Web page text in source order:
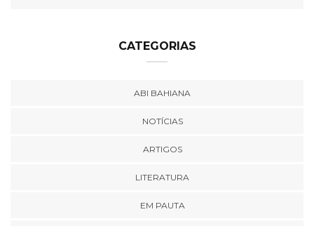
CATEGORIAS
ABI BAHIANA
NOTÍCIAS
ARTIGOS
LITERATURA
EM PAUTA